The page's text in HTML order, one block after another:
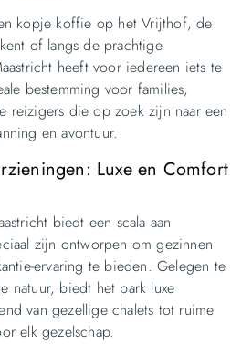
kopje koffie op het Vrijthof, de
of langs de prachtige
heeft voor iedereen iets te
bestemming voor families,
reizigers die op zoek zijn naar een
en avontuur.
Luxe en Comfort
biedt een scala aan
zijn ontworpen om gezinnen
ervaring te bieden. Gelegen te
natuur, biedt het park luxe
van gezellige chalets tot ruime
elk gezelschap.